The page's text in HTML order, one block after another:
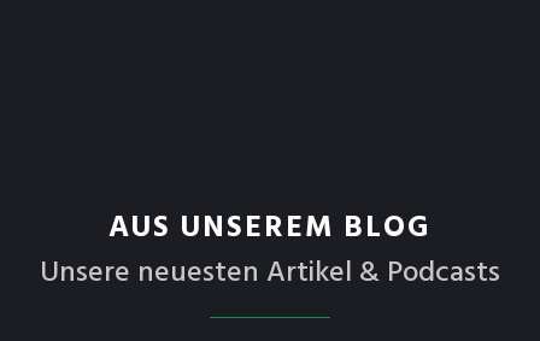
AUS UNSEREM BLOG
Unsere neuesten Artikel & Podcasts